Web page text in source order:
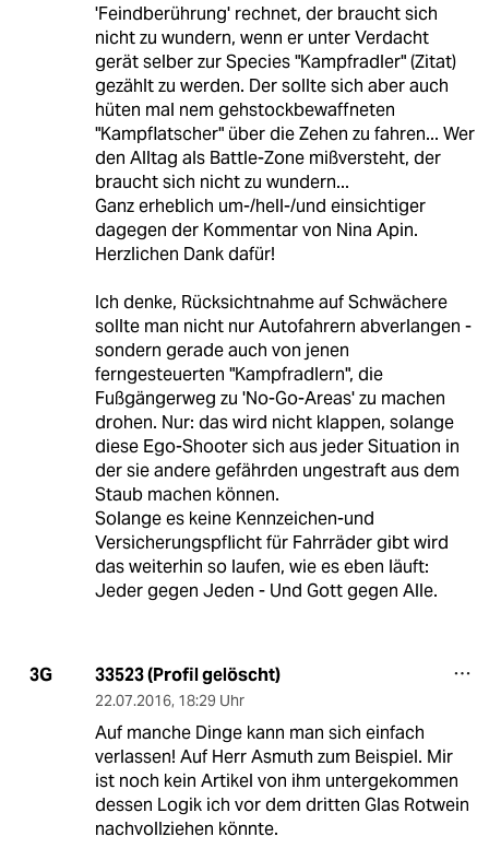
'Feindberührung' rechnet, der braucht sich
nicht zu wundern, wenn er unter Verdacht
gerät selber zur Species "Kampfradler" (Zitat)
gezählt zu werden. Der sollte sich aber auch
hüten mal nem gehstockbewaffneten
"Kampflatscher" über die Zehen zu fahren... Wer
den Alltag als Battle-Zone mißversteht, der
braucht sich nicht zu wundern...
Ganz erheblich um-/hell-/und einsichtiger
dagegen der Kommentar von Nina Apin.
Herzlichen Dank dafür!
Ich denke, Rücksichtnahme auf Schwächere
sollte man nicht nur Autofahrern abverlangen -
sondern gerade auch von jenen
ferngesteuerten "Kampfradlern", die
Fußgängerweg zu 'No-Go-Areas' zu machen
drohen. Nur: das wird nicht klappen, solange
diese Ego-Shooter sich aus jeder Situation in
der sie andere gefährden ungestraft aus dem
Staub machen können.
Solange es keine Kennzeichen-und
Versicherungspflicht für Fahrräder gibt wird
das weiterhin so laufen, wie es eben läuft:
Jeder gegen Jeden - Und Gott gegen Alle.
3G 33523 (Profil gelöscht)
22.07.2016, 18:29 Uhr
Auf manche Dinge kann man sich einfach
verlassen! Auf Herr Asmuth zum Beispiel. Mir
ist noch kein Artikel von ihm untergekommen
dessen Logik ich vor dem dritten Glas Rotwein
nachvollziehen könnte.